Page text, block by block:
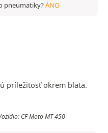
pneumatiky?ÁNO
príležitosť okrem blata.
CF Moto MT 450